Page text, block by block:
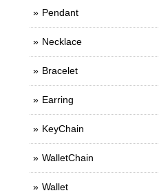
Pendant
Necklace
Bracelet
Earring
KeyChain
WalletChain
Wallet